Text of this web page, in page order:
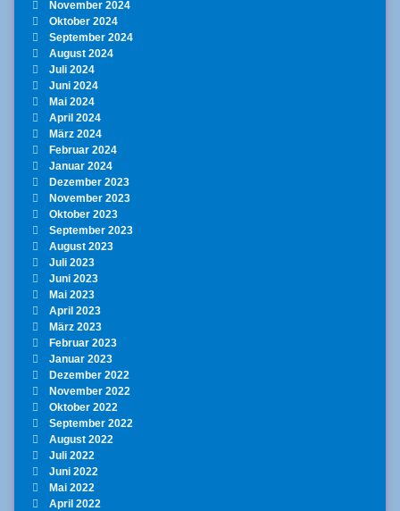
November 2024
Oktober 2024
September 2024
August 2024
Juli 2024
Juni 2024
Mai 2024
April 2024
März 2024
Februar 2024
Januar 2024
Dezember 2023
November 2023
Oktober 2023
September 2023
August 2023
Juli 2023
Juni 2023
Mai 2023
April 2023
März 2023
Februar 2023
Januar 2023
Dezember 2022
November 2022
Oktober 2022
September 2022
August 2022
Juli 2022
Juni 2022
Mai 2022
April 2022